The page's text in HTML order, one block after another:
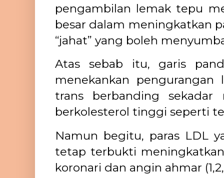
pengambilan lemak tepu
besar dalam meningkatkan
“jahat” yang boleh
Atas sebab itu, garis
menekankan
trans berbanding sekadar
berkolesterol tinggi seperti
Namun begitu, paras LDL
tetap terbukti
koronari dan angin ahmar